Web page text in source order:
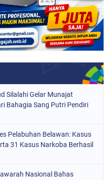
Silalahi Gelar Munajat
Bahagia Sang Putri Pendiri
Pelabuhan Belawan: Kasus
31 Kasus Narkoba Berhasil
Nasional Bahas